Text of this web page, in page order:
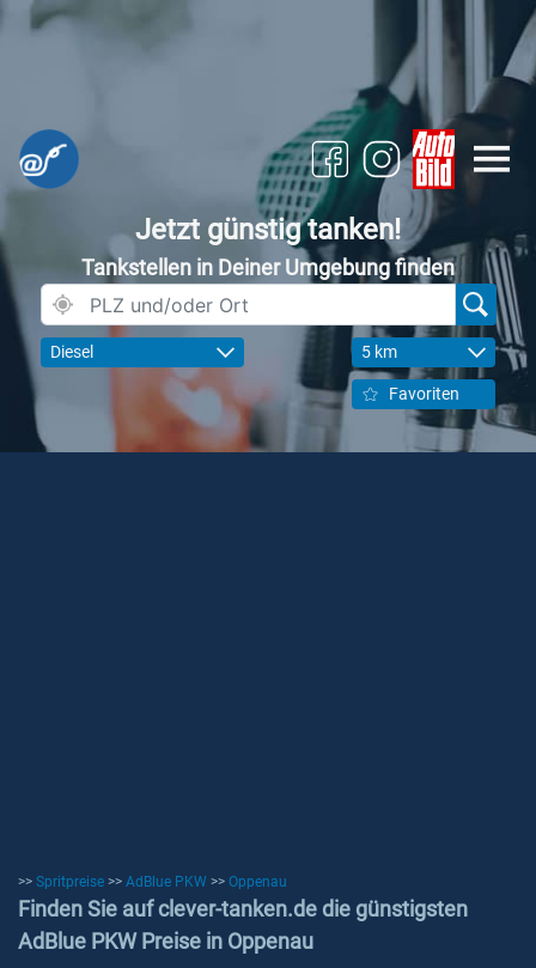
Jetzt günstig tanken!
Tankstellen in Deiner Umgebung finden
Diesel 5 km
Favoriten
>> Spritpreise >> AdBlue PKW >> Oppenau
Finden Sie auf clever-tanken.de die günstigsten
AdBlue PKW Preise in Oppenau